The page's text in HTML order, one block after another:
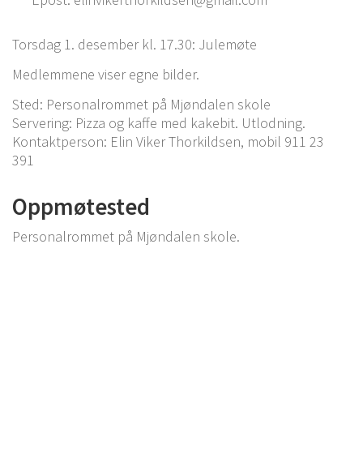
Torsdag 1. desember kl. 17.30: Julemøte
Medlemmene viser egne bilder.
Sted: Personalrommet på Mjøndalen skole
Servering: Pizza og kaffe med kakebit. Utlodning.
Kontaktperson: Elin Viker Thorkildsen, mobil 911 23
391
Oppmøtested
Personalrommet på Mjøndalen skole.